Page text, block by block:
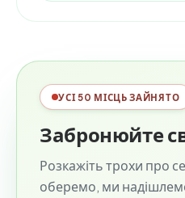
УСІ 50 МІСЦЬ ЗАЙНЯТО
Забронюйте
Розкажіть трохи про
оберемо, ми